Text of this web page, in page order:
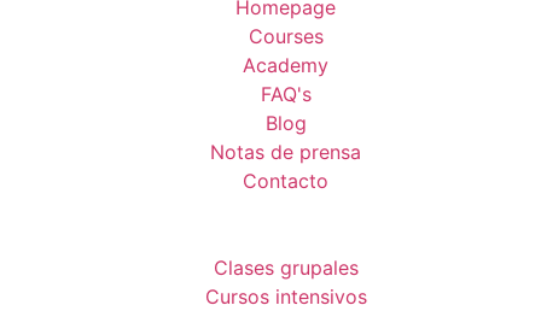
Homepage
Courses
Academy
FAQ's
Blog
Notas de prensa
Contacto
Clases grupales
Cursos intensivos